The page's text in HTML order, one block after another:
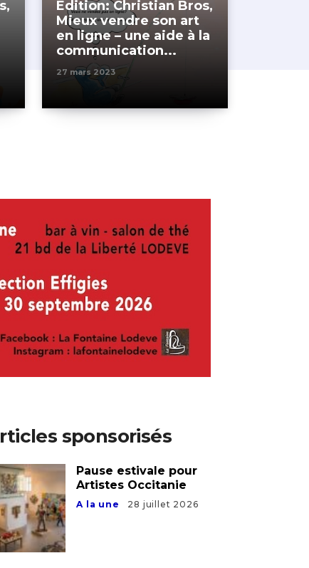
Edition: Christian Bros,
Mieux vendre son art
en ligne – une aide à la
communication...
27 mars 2023
sponsorisés
Pause estivale pour
Artistes Occitanie
A la une 28 juillet 2026